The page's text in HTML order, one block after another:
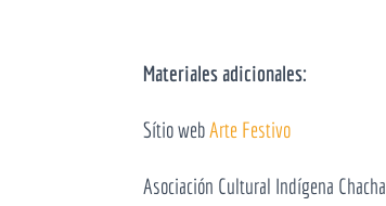
Materiales adicionales:
Sítio webArte Festivo
Asociación Cultural Indígena